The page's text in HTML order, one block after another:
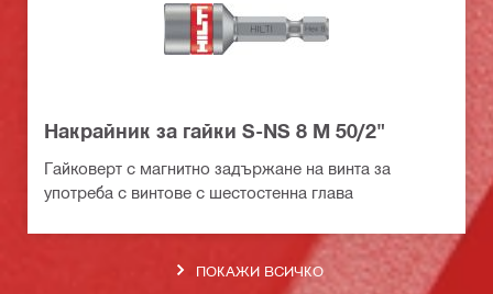
Накрайник за гайки S-NS 8 M 50/2"
Гайковерт с магнитно задържане на винта за
употреба с винтове с шестостенна глава
ПОКАЖИ ВСИЧКО